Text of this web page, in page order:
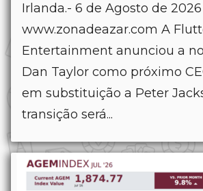
Irlanda.- 6 de Agosto de 2026 |
www.zonadeazar.com A
Entertainment anunciou a
Dan Taylor como próximo
em substituição a Peter
transição será...